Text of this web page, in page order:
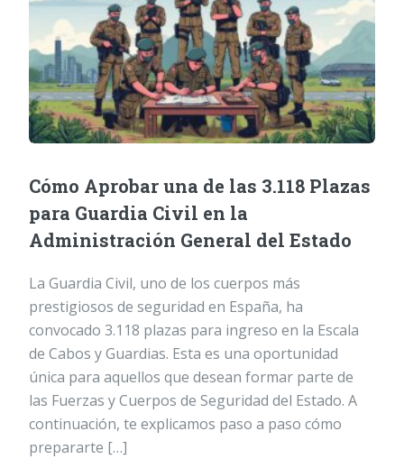
Cómo Aprobar una de las 3.118 Plazas
para Guardia Civil en la
Administración General del Estado
La Guardia Civil, uno de los cuerpos más
prestigiosos de seguridad en España, ha
convocado 3.118 plazas para ingreso en la Escala
de Cabos y Guardias. Esta es una oportunidad
única para aquellos que desean formar parte de
las Fuerzas y Cuerpos de Seguridad del Estado. A
continuación, te explicamos paso a paso cómo
prepararte […]